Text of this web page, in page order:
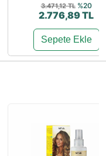
3.471,12 TL %20
2.776,89 TL
Sepete Ekle